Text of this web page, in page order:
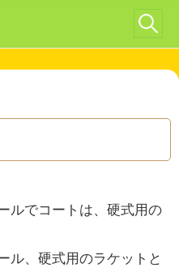
検
索:
ルでコートは、硬式用の
ル、硬式用のラケットと